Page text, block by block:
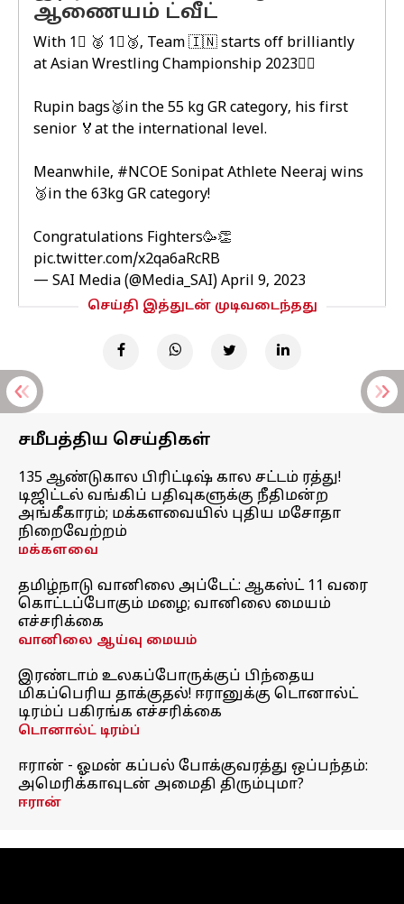
ஆணையம் ட்வீட்
With 1⃣ 🥈 1⃣🥉, Team 🇮🇳 starts off brilliantly
at Asian Wrestling Championship 2023🤼‍♂
Rupin bags🥈in the 55 kg GR category, his first
senior 🏅at the international level.
Meanwhile, #NCOE Sonipat Athlete Neeraj wins
🥉in the 63kg GR category!
Congratulations Fighters🥳👏
pic.twitter.com/x2qa6aRcRB
— SAI Media (@Media_SAI) April 9, 2023
செய்தி இத்துடன் முடிவடைந்தது
சமீபத்திய செய்திகள்
135 ஆண்டுகால பிரிட்டிஷ் கால சட்டம் ரத்து!
டிஜிட்டல் வங்கிப் பதிவுகளுக்கு நீதிமன்ற
அங்கீகாரம்; மக்களவையில் புதிய மசோதா
நிறைவேற்றம்
மக்களவை
தமிழ்நாடு வானிலை அப்டேட்: ஆகஸ்ட் 11 வரை
கொட்டப்போகும் மழை; வானிலை மையம்
எச்சரிக்கை
வானிலை ஆய்வு மையம்
இரண்டாம் உலகப்போருக்குப் பிந்தைய
மிகப்பெரிய தாக்குதல்! ஈரானுக்கு டொனால்ட்
டிரம்ப் பகிரங்க எச்சரிக்கை
டொனால்ட் டிரம்ப்
ஈரான் - ஓமன் கப்பல் போக்குவரத்து ஒப்பந்தம்:
அமெரிக்காவுடன் அமைதி திரும்புமா?
ஈரான்